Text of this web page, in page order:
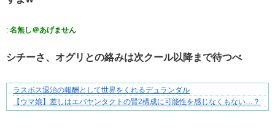
: 名無し＠あげません
シチーさ、オグリとの絡みは次クール以降まで待つべ
悩んでいるのは私だけ？夫との距離
ラスボス退治の報酬として世界をくれるデュランダル
【ウマ娘】差しはエバヤンタクトの賢2構成に可能性を感じなくもない…？